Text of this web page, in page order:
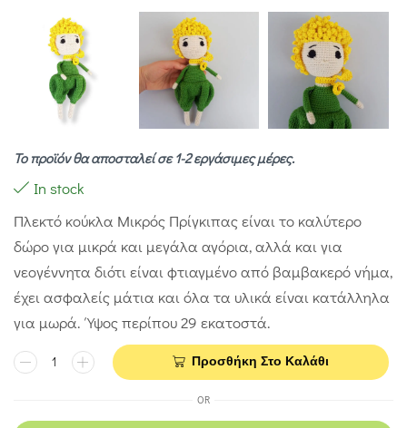
Το προϊόν θα αποσταλεί σε 1-2 εργάσιμες μέρες.
In stock
Πλεκτό κούκλα Μικρός Πρίγκιπας είναι το καλύτερο
δώρο για μικρά και μεγάλα αγόρια, αλλά και για
νεογέννητα διότι είναι φτιαγμένο από βαμβακερό νήμα,
έχει ασφαλείς μάτια και όλα τα υλικά είναι κατάλληλα
για μωρά. Ύψος περίπου 29 εκατοστά.
Προσθήκη Στο Καλάθι
OR